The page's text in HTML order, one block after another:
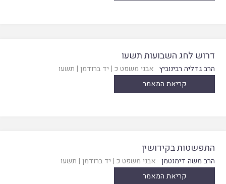
דרוש לחג השבועות תשעו
הרב גדליה רבינוביץ אבני משפט כ | יד ברודמן | תשעו
קריאת המאמר
התפשטות בקידושין
הרב משה דימנטמן אבני משפט כ | יד ברודמן | תשעו
קריאת המאמר